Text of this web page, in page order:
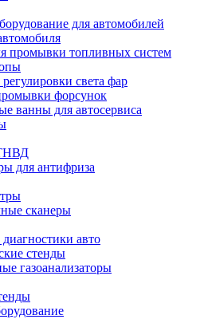
для автомобилей
промывки топливных систем
света фар
форсунок
ванны для автосервиса
для антифриза
сканеры
авто
стенды
газоанализаторы